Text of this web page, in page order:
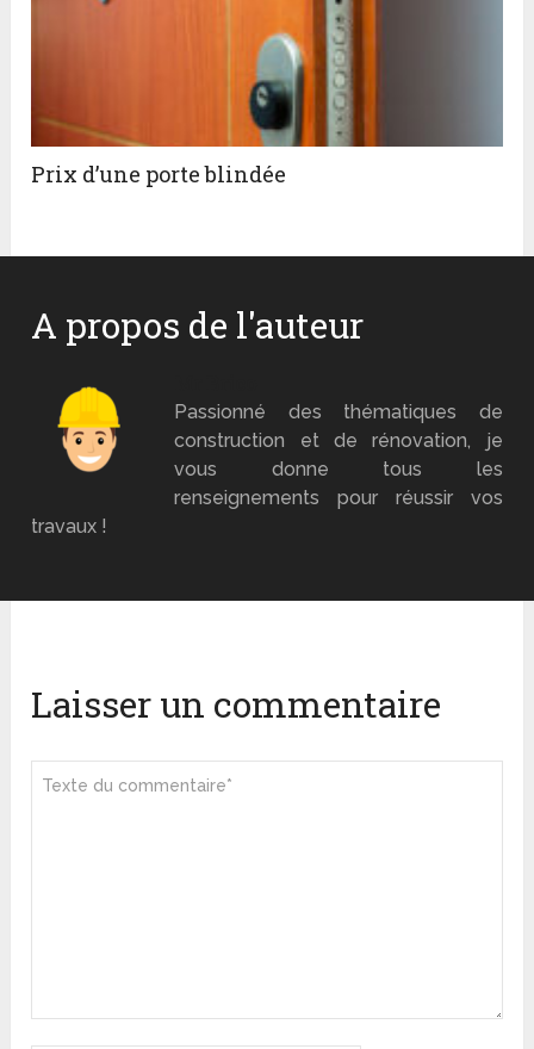
Prix d’une porte blindée
A propos de l'auteur
Passionné des thématiques de
construction et de rénovation, je
vous donne tous les
renseignements pour réussir vos
travaux !
Laisser un commentaire